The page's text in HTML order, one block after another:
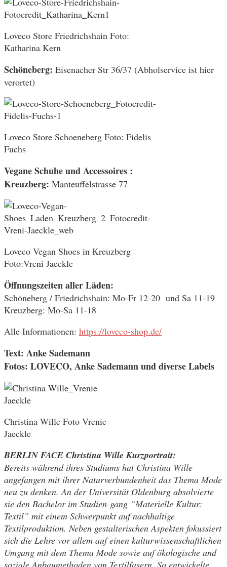
Loveco Store Friedrichshain Foto:
Katharina Kern
Schöneberg: Eisenacher Str 36/37 (Abholservice ist hier
verortet)
Loveco Store Schoeneberg Foto: Fidelis
Fuchs
Vegane Schuhe und Accessoires :
Kreuzberg: Manteuffelstrasse 77
Loveco Vegan Shoes in Kreuzberg
Foto:Vreni Jaeckle
Öffnungszeiten aller Läden:
Schöneberg / Friedrichshain: Mo-Fr 12-20 und Sa 11-19
Kreuzberg: Mo-Sa 11-18
Alle Informationen: https://loveco-shop.de/
Text: Anke Sademann
Fotos: LOVECO, Anke Sademann und diverse Labels
Christina Wille Foto Vrenie
Jaeckle
BERLIN FACE Christina Wille Kurzportrait:
Bereits während ihres Studiums hat Christina Wille
angefangen mit ihrer Naturverbundenheit das Thema Mode
neu zu denken. An der Universität Oldenburg absolvierte
sie den Bachelor im Studien-gang “Materielle Kultur:
Textil” mit einem Schwerpunkt auf nachhaltige
Textilproduktion. Neben gestalterischen Aspekten fokussiert
sich die Lehre vor allem auf einen kulturwissenschaftlichen
Umgang mit dem Thema Mode sowie auf ökologische und
soziale Anbaumethoden von Textilfasern. So entwickelte